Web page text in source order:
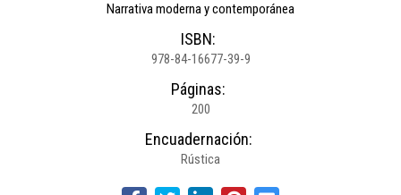
Narrativa moderna y contemporánea
ISBN:
978-84-16677-39-9
Páginas:
200
Encuadernación:
Rústica